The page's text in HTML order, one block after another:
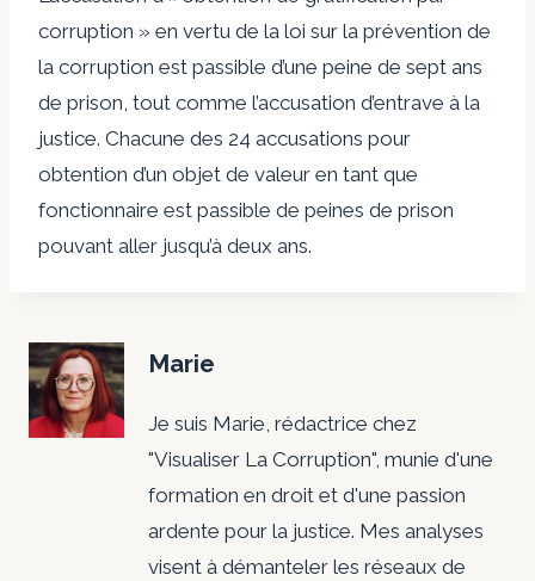
corruption » en vertu de la loi sur la prévention de
la corruption est passible d’une peine de sept ans
de prison, tout comme l’accusation d’entrave à la
justice. Chacune des 24 accusations pour
obtention d’un objet de valeur en tant que
fonctionnaire est passible de peines de prison
pouvant aller jusqu’à deux ans.
Marie
Je suis Marie, rédactrice chez
"Visualiser La Corruption", munie d'une
formation en droit et d'une passion
ardente pour la justice. Mes analyses
visent à démanteler les réseaux de